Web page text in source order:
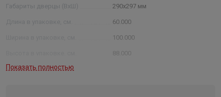
Габариты дверцы (ВхШ) 290х297 мм
60.000
100.000
88.000
Вес в упаковке, кг
Показать полностью